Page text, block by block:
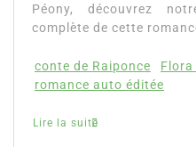
Péony, découvrez
complète de cette
conte de Raiponce
Flora
romance auto éditée
Lire la suite